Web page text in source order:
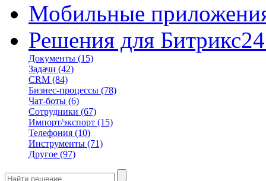
Мобильные
Решения для Битрикс24
Документы (15)
Задачи (42)
CRM (84)
Бизнес-процессы (78)
Чат-боты (6)
Сотрудники (67)
Импорт/экспорт (15)
Телефония (10)
Инструменты (71)
Другое (97)